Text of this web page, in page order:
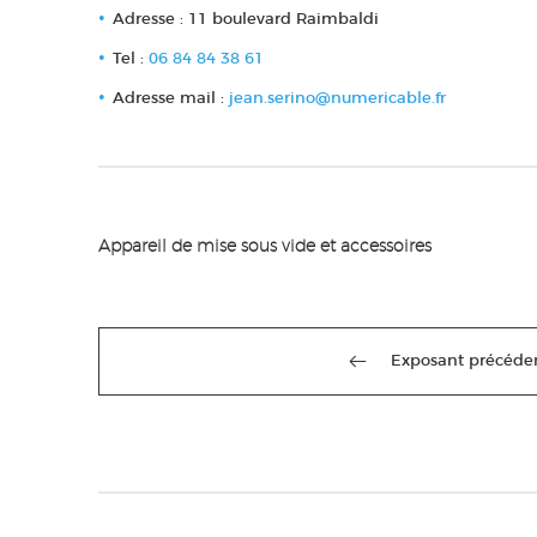
Adresse : 11 boulevard Raimbaldi
Tel : 06 84 84 38 61
Adresse mail : jean.serino@numericable.fr
Appareil de mise sous vide et accessoires
Exposant